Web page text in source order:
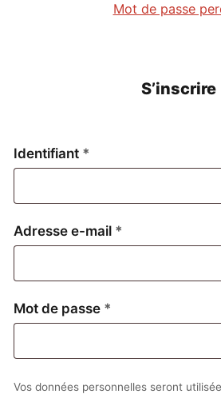
Mot de passe
S’inscrire
Identifiant *
Adresse e-mail *
Mot de passe *
Vos données personnelles seront